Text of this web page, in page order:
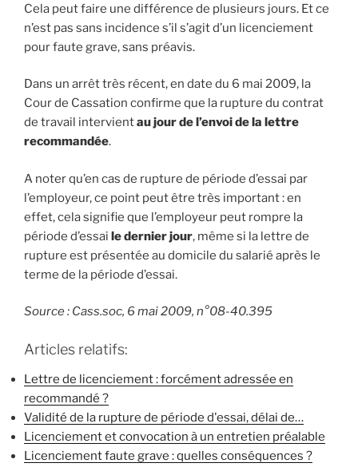
Cela peut faire une différence de plusieurs jours. Et ce
n’est pas sans incidence s’il s’agit d’un licenciement
pour faute grave, sans préavis.
Dans un arrêt très récent, en date du 6 mai 2009, la
Cour de Cassation confirme que la rupture du contrat
de travail intervientau jour de l’envoi de la lettre
recommandée.
A noter qu’en cas de rupture de période d’essai par
l’employeur, ce point peut être très important : en
effet, cela signifie que l’employeur peut rompre la
période d’essai le dernier jour, même si la lettre de
rupture est présentée au domicile du salarié après le
terme de la période d’essai.
Source : Cass.soc, 6 mai 2009, n°08-40.395
Articles relatifs:
Lettre de licenciement : forcément adressée en
recommandé ?
Validité de la rupture de période d'essai, délai de…
Licenciement et convocation à un entretien préalable
Licenciement faute grave : quelles conséquences ?